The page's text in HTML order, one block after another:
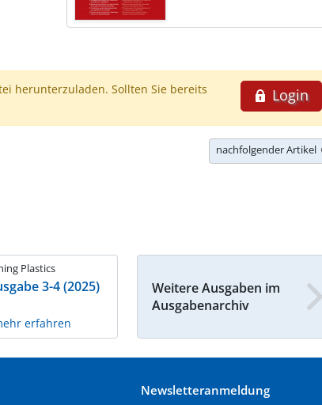
Login
herunterzuladen. Sollten Sie bereits
nachfolgender Artikel
Plastics
3-4 (2025)
erfahren
Weitere Ausgaben im
Ausgabenarchiv
Newsletteranmeldung